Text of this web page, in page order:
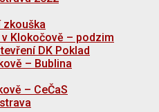
zkouška
Klokočově – podzim
DK Poklad
– Bublina
– CeČaS